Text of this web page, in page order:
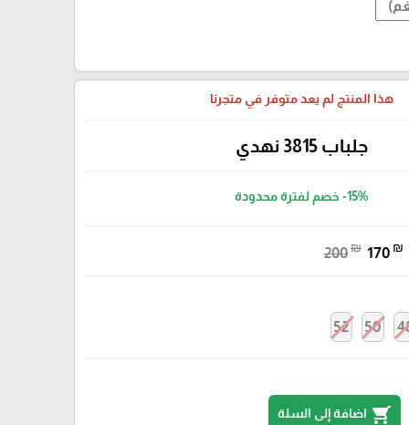
هذا المنتج لم يعد متوفر في متجرنا
جلباب 3815 نهدي
-15%خصم لفترة محدودة
200₪ 170 ₪
50
52
shopping_cart اضافة إلى السلة